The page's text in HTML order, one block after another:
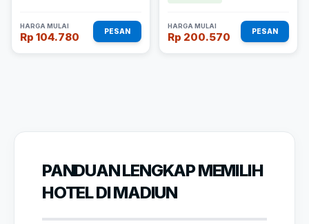
HARGA MULAI
Rp 104.780 PESAN
HARGA MULAI
Rp 200.570 PESAN
PANDUAN LENGKAP MEMILIH
HOTEL DI MADIUN